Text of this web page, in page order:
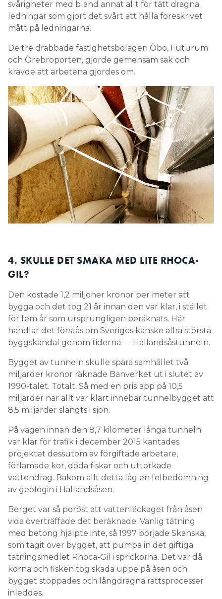
svårigheter med bland annat allt för tätt dragna
ledningar som gjort det svårt att hålla föreskrivet
mått på ledningarna.
De tre drabbade fastighetsbolagen Öbo, Futurum
och Örebroporten, gjorde gemensam sak och
krävde att arbetena gjordes om.
4. SKULLE DET SMAKA MED LITE RHOCA-
GIL?
Den kostade 1,2 miljoner kronor per meter att
bygga och det tog 21 år innan den var klar, i stället
för fem år som ursprungligen beräknats. Här
handlar det förstås om Sveriges kanske allra största
byggskandal genom tiderna — Hallandsåstunneln.
Bygget av tunneln skulle spara samhället två
miljarder kronor räknade Banverket ut i slutet av
1990-talet. Totalt. Så med en prislapp på 10,5
miljarder när allt var klart innebar tunnelbygget att
8,5 miljarder slängts i sjön.
På vägen innan den 8,7 kilometer långa tunneln
var klar för trafik i december 2015 kantades
projektet dessutom av förgiftade arbetare,
förlamade kor, döda fiskar och uttorkade
vattendrag. Bakom allt detta låg en felbedömning
av geologin i Hallandsåsen.
Berget var så poröst att vattenläckaget från åsen
vida överträffade det beräknade. Vanlig tätning
med betong hjälpte inte, så 1997 började Skanska,
som tagit över bygget, att pumpa in det giftiga
tätningsmedlet Rhoca-Gil i sprickorna. Det var då
korna och fisken tog skada uppe på åsen och
bygget stoppades och långdragna rättsprocesser
inleddes.